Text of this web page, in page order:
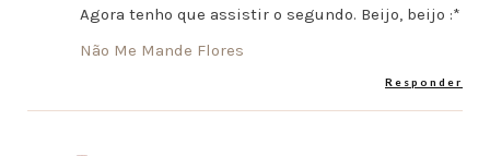
Agora tenho que assistir o segundo. Beijo, beijo :*
Não Me Mande Flores
Responder